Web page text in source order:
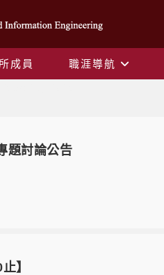
成員 職涯導航
題討論公告
】